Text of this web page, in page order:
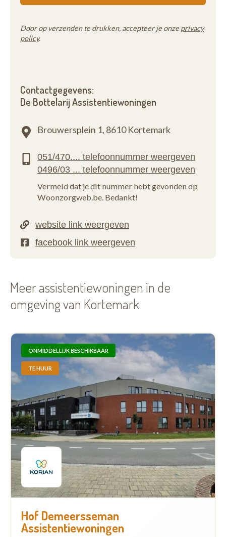
Door op verzenden te drukken, accepteer je onze privacy
policy.
Contactgegevens:
De Bottelarij Assistentiewoningen
Brouwersplein 1, 8610 Kortemark
Vermeld dat je dit nummer hebt gevonden op
Woonzorgweb.be. Bedankt!
Meer assistentiewoningen in de
omgeving van Kortemark
ONMIDDELLIJK BESCHIKBAAR
TE HUUR
Hof Demeersseman
Assistentiewoningen